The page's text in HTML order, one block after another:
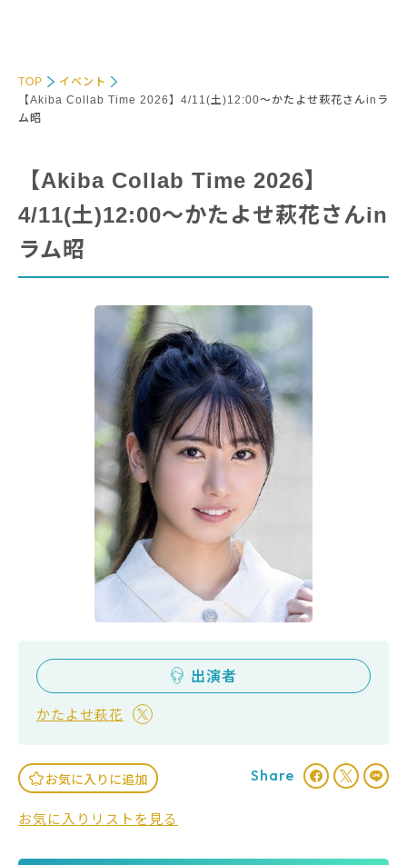
TOP
イベント
【Akiba Collab Time 2026】4/11(土)12:00～かたよせ萩花さんinラ
ム昭
【Akiba Collab Time 2026】
4/11(土)12:00～かたよせ萩花さんin
ラム昭
出演者
かたよせ萩花
お気に入りに追加
お気に入りリストを見る
Share